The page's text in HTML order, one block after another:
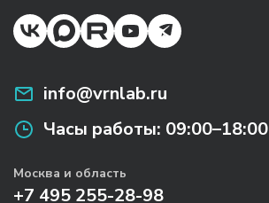
info@vrnlab.ru
Часы работы: 09:00–18:00
Москва и область
+7 495 255-28-98